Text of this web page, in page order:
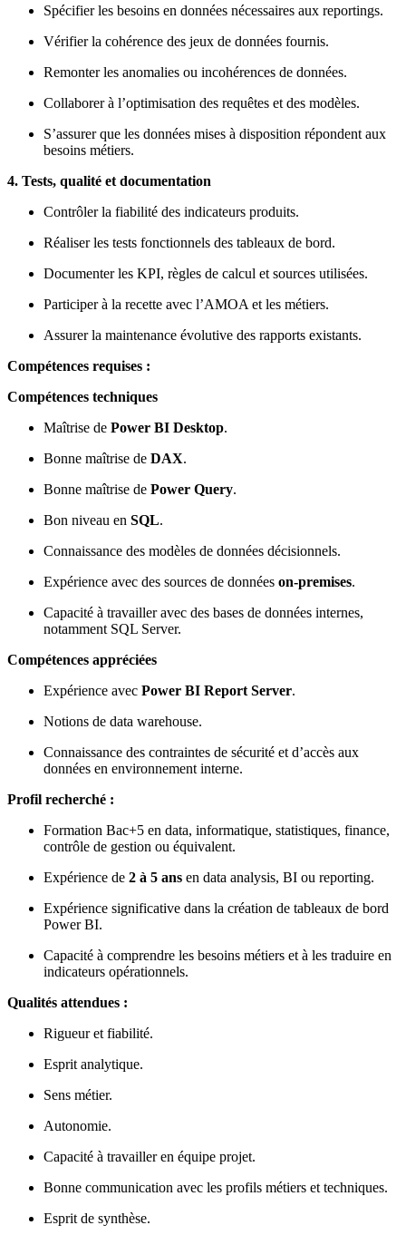
Spécifier les besoins en données nécessaires aux reportings.
Vérifier la cohérence des jeux de données fournis.
Remonter les anomalies ou incohérences de données.
Collaborer à l’optimisation des requêtes et des modèles.
S’assurer que les données mises à disposition répondent aux
besoins métiers.
4. Tests, qualité et documentation
Contrôler la fiabilité des indicateurs produits.
Réaliser les tests fonctionnels des tableaux de bord.
Documenter les KPI, règles de calcul et sources utilisées.
Participer à la recette avec l’AMOA et les métiers.
Assurer la maintenance évolutive des rapports existants.
Compétences requises :
Compétences techniques
Maîtrise de Power BI Desktop.
Bonne maîtrise de DAX.
Bonne maîtrise de Power Query.
Bon niveau en SQL.
Connaissance des modèles de données décisionnels.
Expérience avec des sources de données on-premises.
Capacité à travailler avec des bases de données internes,
notamment SQL Server.
Compétences appréciées
Expérience avec Power BI Report Server.
Notions de data warehouse.
Connaissance des contraintes de sécurité et d’accès aux
données en environnement interne.
Profil recherché :
Formation Bac+5 en data, informatique, statistiques, finance,
contrôle de gestion ou équivalent.
Expérience de 2 à 5 ans en data analysis, BI ou reporting.
Expérience significative dans la création de tableaux de bord
Power BI.
Capacité à comprendre les besoins métiers et à les traduire en
indicateurs opérationnels.
Qualités attendues :
Rigueur et fiabilité.
Esprit analytique.
Sens métier.
Autonomie.
Capacité à travailler en équipe projet.
Bonne communication avec les profils métiers et techniques.
Esprit de synthèse.